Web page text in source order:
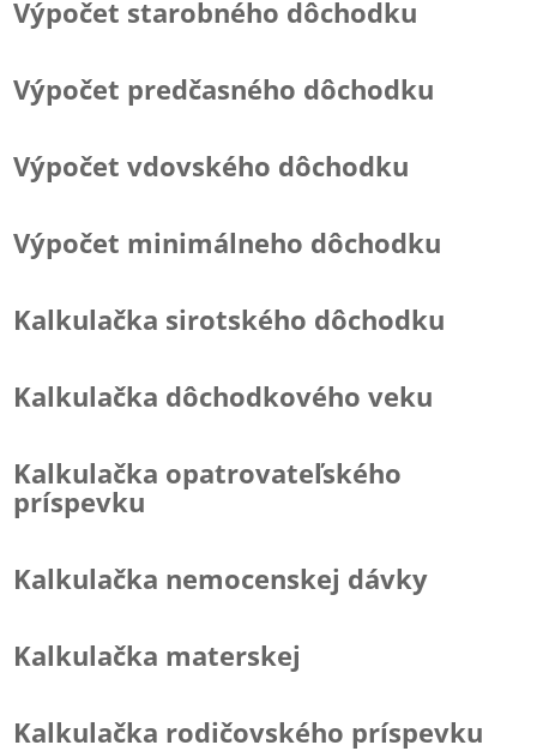
Výpočet starobného dôchodku
Výpočet predčasného dôchodku
Výpočet vdovského dôchodku
Výpočet minimálneho dôchodku
Kalkulačka sirotského dôchodku
Kalkulačka dôchodkového veku
Kalkulačka opatrovateľského
príspevku
Kalkulačka nemocenskej dávky
Kalkulačka materskej
Kalkulačka rodičovského príspevku